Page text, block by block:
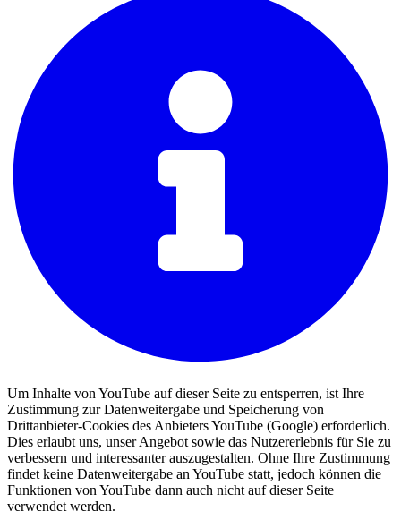
Um Inhalte von YouTube auf dieser Seite zu entsperren, ist Ihre
Zustimmung zur Datenweitergabe und Speicherung von
Drittanbieter-Cookies des Anbieters YouTube (Google) erforderlich.
Dies erlaubt uns, unser Angebot sowie das Nutzererlebnis für Sie zu
verbessern und interessanter auszugestalten. Ohne Ihre Zustimmung
findet keine Datenweitergabe an YouTube statt, jedoch können die
Funktionen von YouTube dann auch nicht auf dieser Seite
verwendet werden.